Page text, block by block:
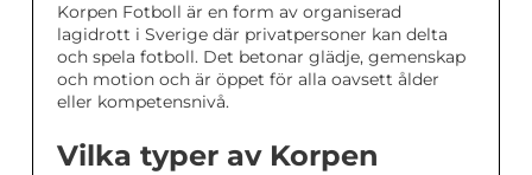
Korpen Fotboll är en form av organiserad
lagidrott i Sverige där privatpersoner kan delta
och spela fotboll. Det betonar glädje, gemenskap
och motion och är öppet för alla oavsett ålder
eller kompetensnivå.
Vilka typer av Korpen